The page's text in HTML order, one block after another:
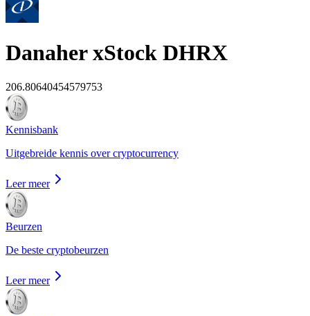
Danaher xStock DHRX
206.80640454579753
Kennisbank
Uitgebreide kennis over cryptocurrency
Leer meer
Beurzen
De beste cryptobeurzen
Leer meer